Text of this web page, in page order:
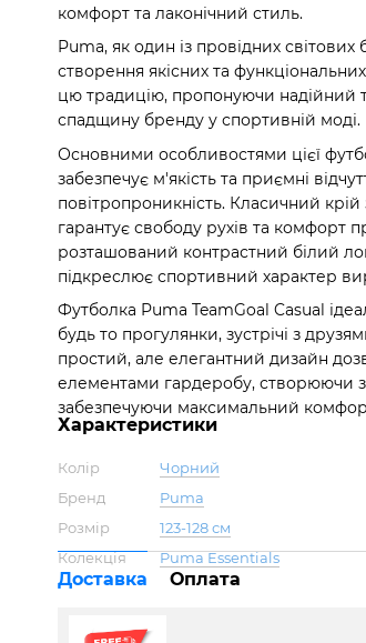
комфорт та лаконічний стиль.
Puma, як один із провідних
створення якісних та
цю традицію, пропонуючи надійний
спадщину бренду у спортивній моді.
Основними особливостями цієї
забезпечує м'якість та приємні
повітропроникність. Класичний
гарантує свободу рухів та комфорт
розташований контрастний білий
підкреслює спортивний характер
Футболка Puma TeamGoal Casual
будь то прогулянки, зустрічі з
простий, але елегантний дизайн
елементами гардеробу, створюючи
забезпечуючи максимальний
Характеристики
Колір
Чорний
Бренд
Puma
Розмір
123-128 см
Колекція
Puma Essentials
Доставка Оплата